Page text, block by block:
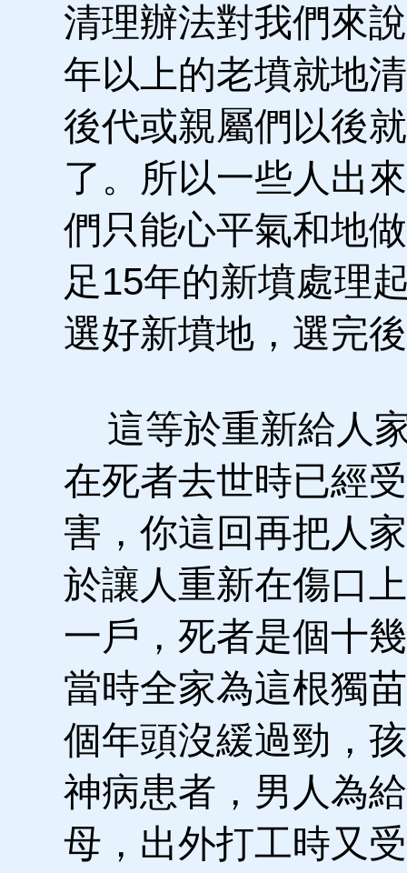
清理辦法對我們來
年以上的老墳就地
後代或親屬們以後
了。所以一些人出
們只能心平氣和地
足15年的新墳處理
選好新墳地，選完
這等於重新給人
在死者去世時已經
害，你這回再把人
於讓人重新在傷口
一戶，死者是個十
當時全家為這根獨
個年頭沒緩過勁，
神病患者，男人為
母，出外打工時又